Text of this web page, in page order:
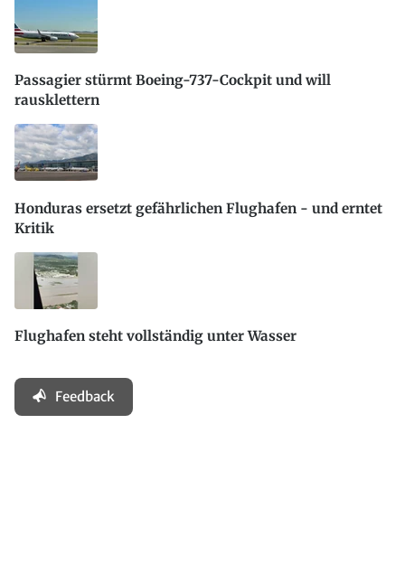
Passagier stürmt Boeing-737-Cockpit und will
rausklettern
Honduras ersetzt gefährlichen Flughafen - und erntet
Kritik
Flughafen steht vollständig unter Wasser
Feedback